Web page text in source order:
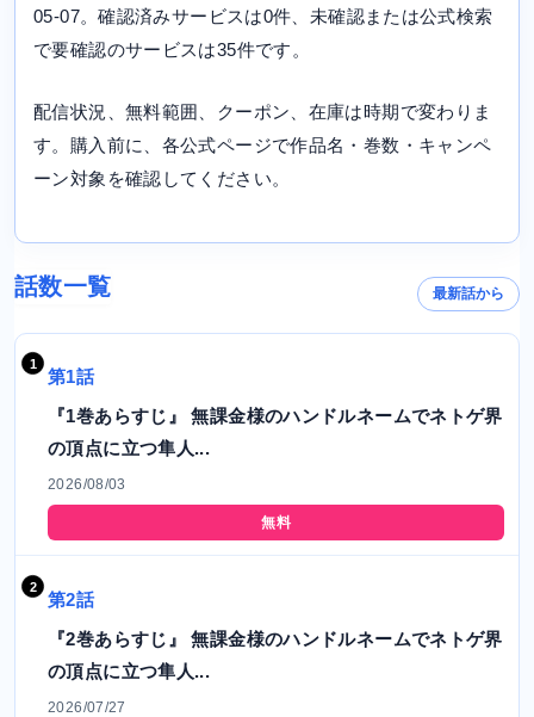
05-07。確認済みサービスは0件、未確認または公式検索
で要確認のサービスは35件です。
配信状況、無料範囲、クーポン、在庫は時期で変わりま
す。購入前に、各公式ページで作品名・巻数・キャンペ
ーン対象を確認してください。
話数一覧 最新話から
第1話
『1巻あらすじ』 無課金様のハンドルネームでネトゲ界
の頂点に立つ隼人...
2026/08/03
無料
第2話
『2巻あらすじ』 無課金様のハンドルネームでネトゲ界
の頂点に立つ隼人...
2026/07/27